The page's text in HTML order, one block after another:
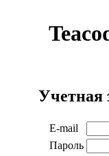
Учетная
E-mail
Пароль